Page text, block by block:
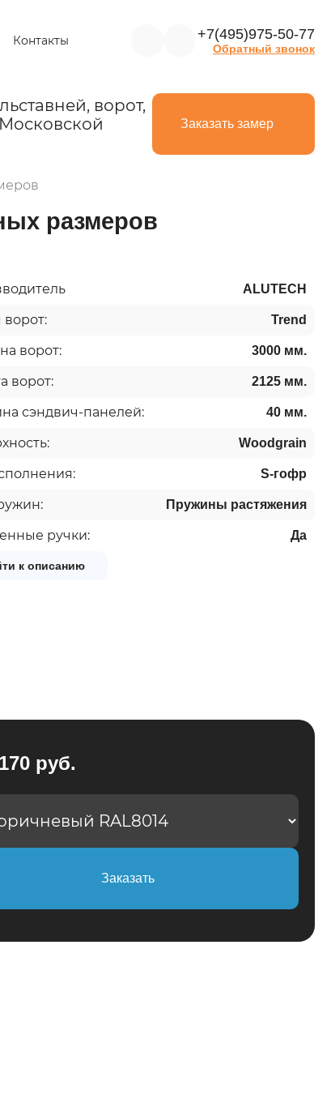
Контакты +7(495)975-50-77
Обратный звонок
ворот,
Заказать замер
размеров
ALUTECH
Trend
ворот: 3000 мм.
ворот: 2125 мм.
сэндвич-панелей: 40 мм.
Woodgrain
S-гофр
Пружины растяжения
ручки: Да
к описанию
руб.
Заказать